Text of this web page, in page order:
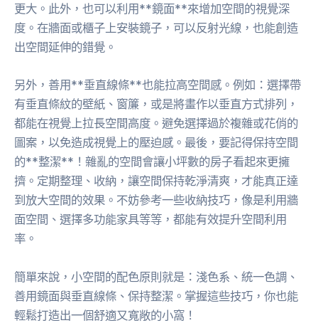
更大。此外，也可以利用**鏡面**來增加空間的視覺深
度。在牆面或櫃子上安裝鏡子，可以反射光線，也能創造
出空間延伸的錯覺。
另外，善用**垂直線條**也能拉高空間感。例如：選擇帶
有垂直條紋的壁紙、窗簾，或是將畫作以垂直方式排列，
都能在視覺上拉長空間高度。避免選擇過於複雜或花俏的
圖案，以免造成視覺上的壓迫感。最後，要記得保持空間
的**整潔**！雜亂的空間會讓小坪數的房子看起來更擁
擠。定期整理、收納，讓空間保持乾淨清爽，才能真正達
到放大空間的效果。不妨參考一些收納技巧，像是利用牆
面空間、選擇多功能家具等等，都能有效提升空間利用
率。
簡單來說，小空間的配色原則就是：淺色系、統一色調、
善用鏡面與垂直線條、保持整潔。掌握這些技巧，你也能
輕鬆打造出一個舒適又寬敞的小窩！